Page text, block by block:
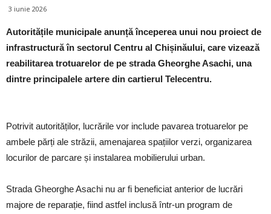
3 iunie 2026
Autoritățile municipale anunță începerea unui nou proiect de
infrastructură în sectorul Centru al Chișinăului, care vizează
reabilitarea trotuarelor de pe strada Gheorghe Asachi, una
dintre principalele artere din cartierul Telecentru.
Potrivit autorităților, lucrările vor include pavarea trotuarelor pe
ambele părți ale străzii, amenajarea spațiilor verzi, organizarea
locurilor de parcare și instalarea mobilierului urban.
Strada Gheorghe Asachi nu ar fi beneficiat anterior de lucrări
majore de reparație, fiind astfel inclusă într-un program de